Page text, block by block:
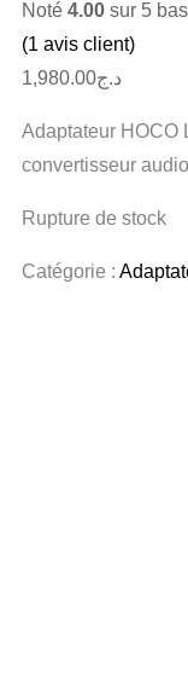
Noté4.00 sur 5
(1 avis client)
د.ج1,980.00
Adaptateur HOCO
convertisseur
Rupture de stock
Catégorie :